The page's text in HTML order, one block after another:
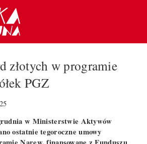
złotych w programie
PGZ
w Ministerstwie Aktywów
ostatnie tegoroczne umowy